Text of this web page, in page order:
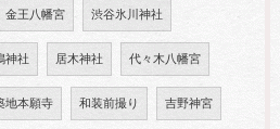
金王八幡宮 渋谷氷川神社
神社 居木神社 代々木八幡宮
地本願寺 和装前撮り 吉野神宮